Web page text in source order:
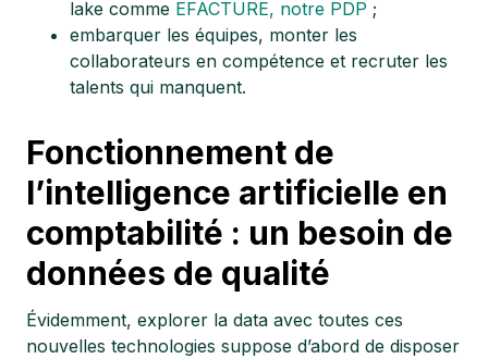
lake comme EFACTURE, notre PDP ;
embarquer les équipes, monter les
collaborateurs en compétence et recruter les
talents qui manquent.
Fonctionnement de
l’intelligence artificielle en
comptabilité : un besoin de
données de qualité
Évidemment, explorer la data avec toutes ces
nouvelles technologies suppose d’abord de disposer